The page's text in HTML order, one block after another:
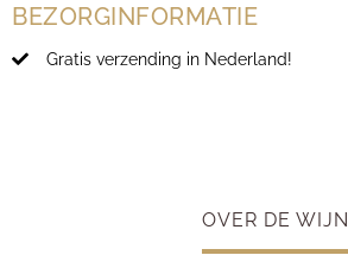
BEZORGINFORMATIE
Gratis verzending in Nederland!
OVER DE WIJN